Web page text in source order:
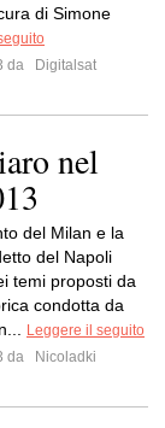
di Simone
da
Digitalsat
nel
del Milan e la
del Napoli
temi proposti da
condotta da
Leggere il seguito
da
Nicoladki